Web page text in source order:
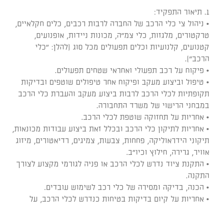
1. תיאור התפקיד:
• ניהול צי כלי הרכב של החברה לרבות רכבים, כלים חקלאיים,
טרקטורים, מלגזות, כלי צמ"ה, מכונות ניידות, אופנועים,
קטנועים, קלנועיות וכלים תפעולים מכל סוג (להלן: "כלי
הרכב").
• פיקוח על רכב תפעולי ואחראי שטחים תפעולים.
• טיפול וביצוע מעקב ופיקוח אחר טיפולים שוטפים ובדיקות
תקופתיות לכלי הרכב לרבות ביצוע מעקב והעברת כלי הרכב
במבחני הרישוי של משרד התחבורה.
• אחריות על תחזוקה שוטפת לכלי הרכב.
• אחריות לתיקון כלי הרכב ובכלל זאת ביצוע עבודות מכונאות,
תיקוני הידראוליקה, פחחות, צבעות, צמיגים, רדיאטורים, מיזוג
אוויר, גרירה, חילוץ וכיו"ב.
• התקנת ציוד נדרש לכלי הרכב או פניה לגורמי מקצוע לצורך
התקנה.
• הכנה, בדיקה ומסירה של כלי רכב לשימוש עובדים.
• אחריות על קיום בדיקות בטיחות כנדרש לכלי הרכב, על